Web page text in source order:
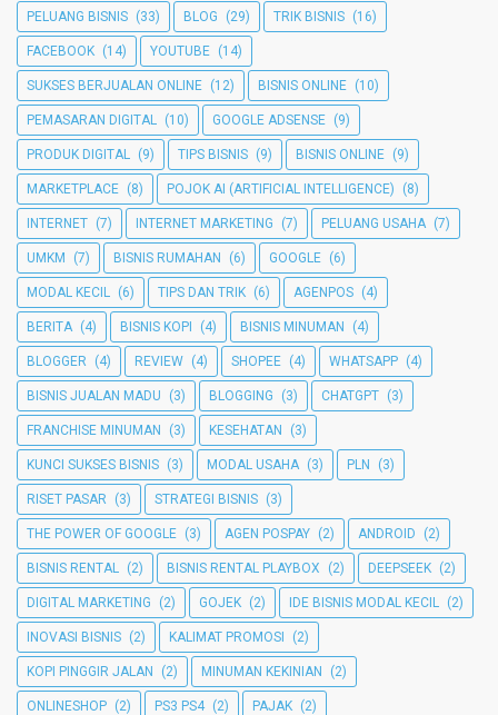
PELUANG BISNIS (33) BLOG (29) TRIK BISNIS (16)
FACEBOOK (14) YOUTUBE (14)
SUKSES BERJUALAN ONLINE (12) BISNIS ONLINE (10)
PEMASARAN DIGITAL (10) GOOGLE ADSENSE (9)
PRODUK DIGITAL (9) TIPS BISNIS (9) BISNIS ONLINE (9)
MARKETPLACE (8) POJOK AI (ARTIFICIAL INTELLIGENCE) (8)
INTERNET (7) INTERNET MARKETING (7) PELUANG USAHA (7)
UMKM (7) BISNIS RUMAHAN (6) GOOGLE (6)
MODAL KECIL (6) TIPS DAN TRIK (6) AGENPOS (4)
BERITA (4) BISNIS KOPI (4) BISNIS MINUMAN (4)
BLOGGER (4) REVIEW (4) SHOPEE (4) WHATSAPP (4)
BISNIS JUALAN MADU (3) BLOGGING (3) CHATGPT (3)
FRANCHISE MINUMAN (3) KESEHATAN (3)
KUNCI SUKSES BISNIS (3) MODAL USAHA (3) PLN (3)
RISET PASAR (3) STRATEGI BISNIS (3)
THE POWER OF GOOGLE (3) AGEN POSPAY (2) ANDROID (2)
BISNIS RENTAL (2) BISNIS RENTAL PLAYBOX (2) DEEPSEEK (2)
DIGITAL MARKETING (2) GOJEK (2) IDE BISNIS MODAL KECIL (2)
INOVASI BISNIS (2) KALIMAT PROMOSI (2)
KOPI PINGGIR JALAN (2) MINUMAN KEKINIAN (2)
ONLINESHOP (2) PS3 PS4 (2) PAJAK (2)